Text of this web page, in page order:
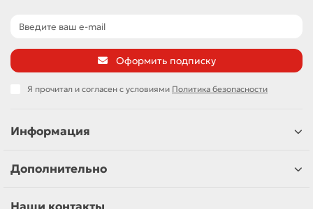
Оформить подписку
Я прочитал и согласен с условиями Политика безопасности
Информация
Дополнительно